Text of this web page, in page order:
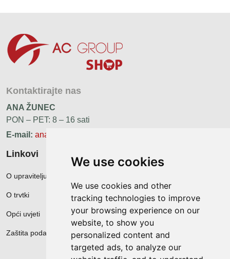
We use cookies
We use cookies and other
tracking technologies to improve
your browsing experience on our
website, to show you
personalized content and
targeted ads, to analyze our
Kontaktirajte nas
ANA ŽUNEC
PON – PET: 8 – 16 sati
E-mail: ana.zunec@ac-group.hr
Linkovi
O upravitelju web portala
O trvtki
Opći uvjeti
Zaštita podataka